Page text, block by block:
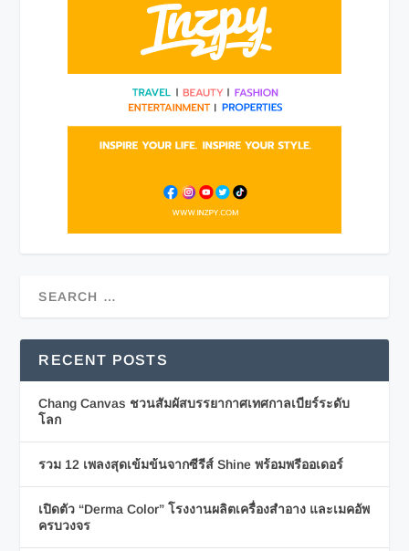
RECENT POSTS
Chang Canvas ชวนสัมผัสบรรยากาศเทศกาลเบียร์ระดับ
โลก
รวม 12 เพลงสุดเข้มข้นจากซีรีส์ Shine พร้อมพรีออเดอร์
เปิดตัว “Derma Color” โรงงานผลิตเครื่องสำอาง และเมคอัพ
ครบวงจร